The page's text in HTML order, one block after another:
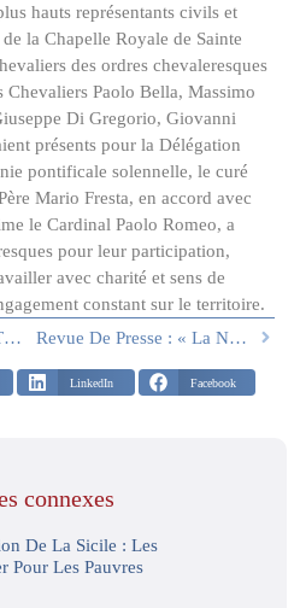
hauts représentants civils et
la Chapelle Royale de Sainte
des ordres chevaleresques
Chevaliers Paolo Bella, Massimo
Di Gregorio, Giovanni
présents pour la Délégation
pontificale solennelle, le curé
Mario Fresta, en accord avec
le Cardinal Paolo Romeo, a
pour leur participation,
avec charité et sens de
constant sur le territoire.
SICILE : RÉCENTES ACTIVITÉS D’AUTOMNE 2023
Revue De Presse : « La Nuova Fenice » Sept, Oct, Nov 2023 – Délégation Sicile
LinkedIn Facebook
connexes
De La Sicile : Les
Pour Les Pauvres